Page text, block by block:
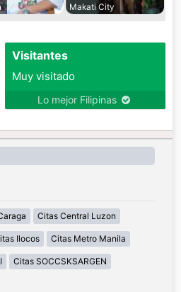
Makati City
Visitantes
Muy visitado
Lo mejor Filipinas
Citas Central Luzon
Ilocos Citas Metro Manila
Citas SOCCSKSARGEN